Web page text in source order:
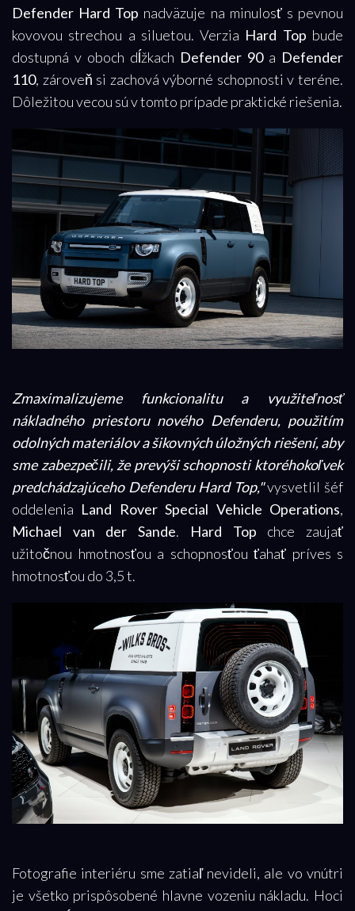
Defender Hard Top nadväzuje na minulosť s pevnou
kovovou strechou a siluetou. Verzia Hard Top bude
dostupná v oboch dĺžkach Defender 90a Defender
110, zároveň si zachová výborné schopnosti v teréne.
Dôležitou vecou sú v tomto prípade praktické riešenia.
Zmaximalizujeme funkcionalitu a využiteľnosť
nákladného priestoru nového Defenderu, použitím
odolných materiálov a šikovných úložných riešení, aby
sme zabezpečili, že prevýši schopnosti ktoréhokoľvek
predchádzajúceho Defenderu Hard Top," vysvetlil šéf
oddelenia Land Rover Special Vehicle Operations,
Michael van der Sande. Hard Top chce zaujať
užitočnou hmotnosťou a schopnosťou ťahať príves s
hmotnosťou do 3,5 t.
Fotografie interiéru sme zatiaľ nevideli, ale vo vnútri
je všetko prispôsobené hlavne vozeniu nákladu. Hoci